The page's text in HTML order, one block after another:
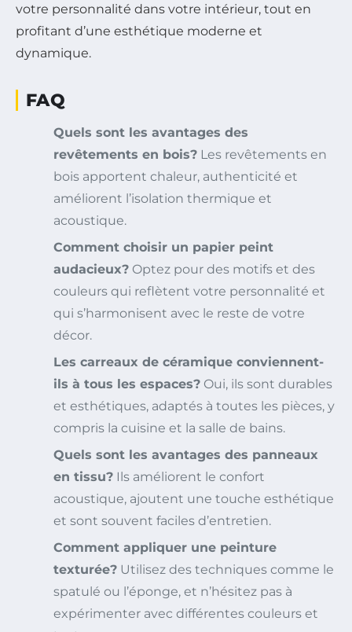
votre personnalité dans votre intérieur, tout en
profitant d’une esthétique moderne et
dynamique.
FAQ
Quels sont les avantages des
revêtements en bois? Les revêtements en
bois apportent chaleur, authenticité et
améliorent l’isolation thermique et
acoustique.
Comment choisir un papier peint
audacieux? Optez pour des motifs et des
couleurs qui reflètent votre personnalité et
qui s’harmonisent avec le reste de votre
décor.
Les carreaux de céramique conviennent-
ils à tous les espaces? Oui, ils sont durables
et esthétiques, adaptés à toutes les pièces, y
compris la cuisine et la salle de bains.
Quels sont les avantages des panneaux
en tissu? Ils améliorent le confort
acoustique, ajoutent une touche esthétique
et sont souvent faciles d’entretien.
Comment appliquer une peinture
texturée? Utilisez des techniques comme le
spatulé ou l’éponge, et n’hésitez pas à
expérimenter avec différentes couleurs et